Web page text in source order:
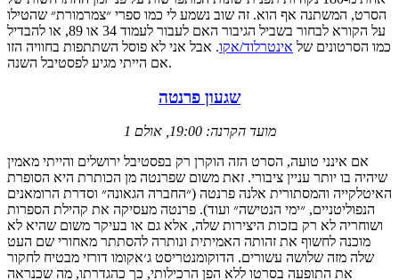
הסרט, המשתנה אף הוא. זה שוב נשמע לי כמו ספרי ״צמרמורת״ שהטילו
על הקורא לבחור בשביל הגיבור האם לעבור לעמוד 34 או 89, או להבדיל
כמו הסרטונים של אינטרלוד/אקו. אבל אני לא פוסל השתתפות בחוויה הזו
אם הייתי מגיע לפסטיבל השנה.
שגעון פרנטה
מועד הקרנה: 19:00, אולם 1
אם אינני טועה, הסרט הזה הוקרן רק בפסטיבל ירושלים והייתי מאמין
שיהיה בו יותר עניין ציבורי. זאת משום שפרנטה מן הכותרת היא הסופרת
האיטלקייה והמסתורית אלנה פרנטה (״החברה הגאונה״ וסדרת הרומאנים
הנפוליטניים, ״ימי הנטישה״ ועוד). פרנטה מעסיקה את קהילת הספרות
ושוחריה לא רק בזכות היצירות שלה, אלא גם או בעיקר משום שהיא לא
מוכנה לחשוף את זהותה האמיתית ונותרה להסתתר מאחורי שם העט
שלה מזה שלושה עשורים. הדוקומנטריסט ג׳אקומו דורזי מבטיח לחקור
את התופעה בסרטו ללא הפן הרכילותי, כך כהגדרתו, מה שכנראה